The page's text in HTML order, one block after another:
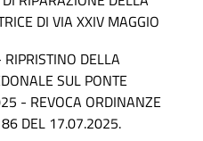
DI VIA XXIV MAGGIO
DELLA
SUL PONTE
- REVOCA ORDINANZE
DEL 17.07.2025.